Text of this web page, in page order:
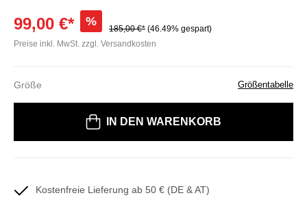
99,00 €* %
185,00 €* (46.49% gespart)
Preise inkl. MwSt. zzgl. Versandkosten
Größe Größentabelle
IN DEN WARENKORB
Kostenfreie Lieferung ab 50 € (DE & AT)